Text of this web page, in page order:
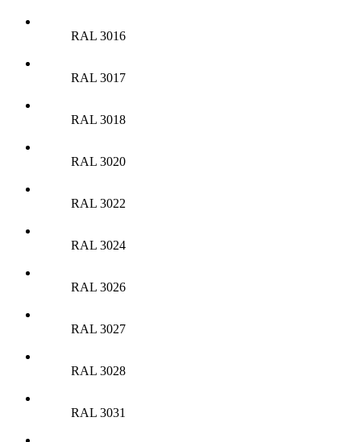
RAL 3016
RAL 3017
RAL 3018
RAL 3020
RAL 3022
RAL 3024
RAL 3026
RAL 3027
RAL 3028
RAL 3031